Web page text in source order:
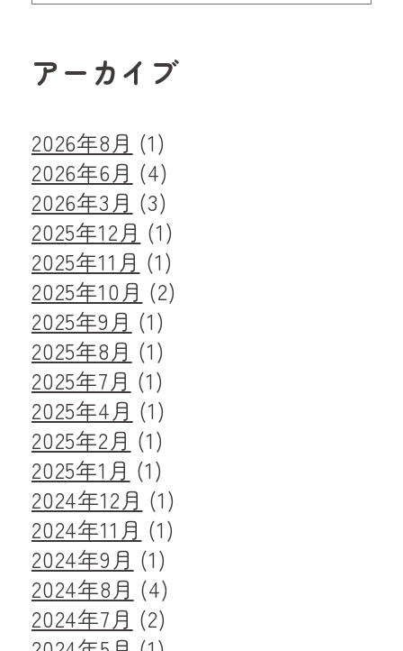
アーカイブ
2026年8月 (1)
2026年6月 (4)
2026年3月 (3)
2025年12月 (1)
2025年11月 (1)
2025年10月 (2)
2025年9月 (1)
2025年8月 (1)
2025年7月 (1)
2025年4月 (1)
2025年2月 (1)
2025年1月 (1)
2024年12月 (1)
2024年11月 (1)
2024年9月 (1)
2024年8月 (4)
2024年7月 (2)